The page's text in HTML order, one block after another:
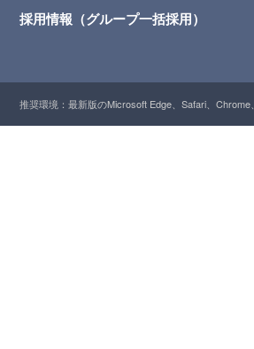
採用情報（グループ一括採用）
推奨環境：最新版のMicrosoft Edge、Safari、